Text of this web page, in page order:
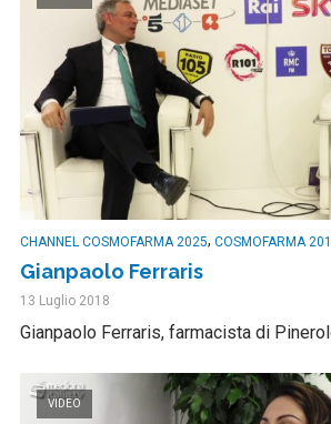
CHANNEL COSMOFARMA 2025, COSMOFARMA
Gianpaolo Ferraris
13 Luglio 2018
Gianpaolo Ferraris, farmacista di
VIDEO